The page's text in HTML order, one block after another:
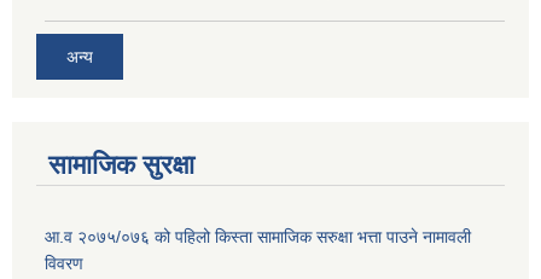
अन्य
सामाजिक सुरक्षा
आ.व २०७५/०७६ को पहिलो किस्ता सामाजिक सरुक्षा भत्ता पाउने नामावली
विवरण